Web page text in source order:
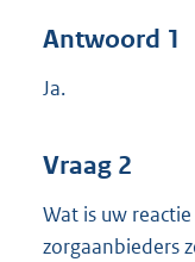
Antwoord 1
Ja.
Vraag 2
Wat is uw
zorgaanbieders